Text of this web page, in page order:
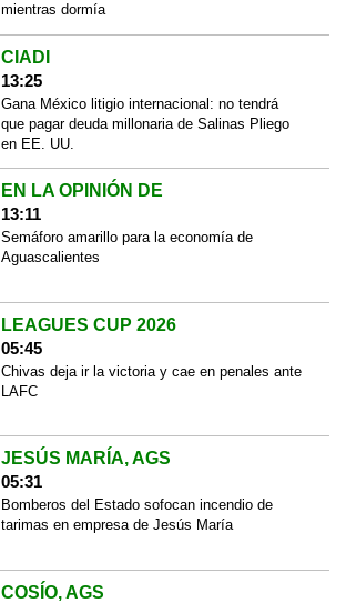
mientras dormía
CIADI
13:25
Gana México litigio internacional: no tendrá
que pagar deuda millonaria de Salinas Pliego
en EE. UU.
EN LA OPINIÓN DE
13:11
Semáforo amarillo para la economía de
Aguascalientes
LEAGUES CUP 2026
05:45
Chivas deja ir la victoria y cae en penales ante
LAFC
JESÚS MARÍA, AGS
05:31
Bomberos del Estado sofocan incendio de
tarimas en empresa de Jesús María
COSÍO, AGS